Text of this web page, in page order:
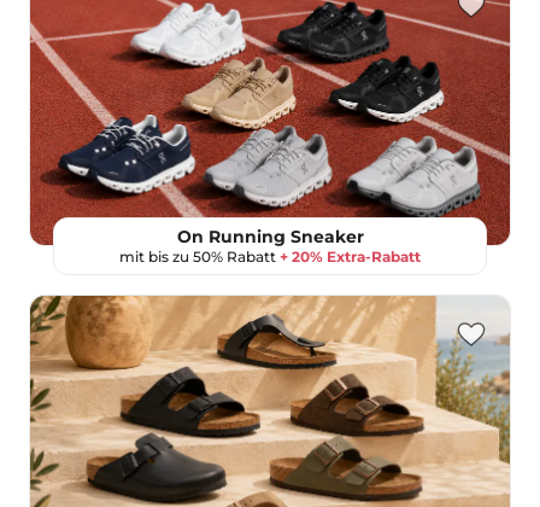
On Running Sneaker
mit bis zu 50% Rabatt + 20% Extra-Rabatt